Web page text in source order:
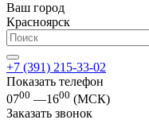
Ваш город
Красноярск
+7 (391) 215-33-02
Показать телефон
0700 —1600 (МСК)
Заказать звонок